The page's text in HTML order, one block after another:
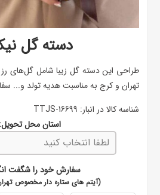
دسته گل
طراحی این دسته گل زیبا شامل گل‌های
تهران و کرج به مناسبت هدیه تولد و...
شناسه کالا در انبار: TTJS-16699
استان محل تحویل:
سفارش خود را شگفت
(آیتم های ستاره دار مخصوص